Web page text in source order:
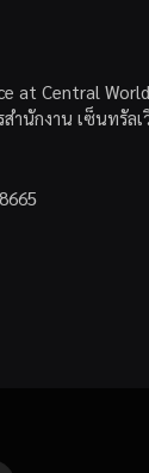
at Central World
ำนักงาน เซ็นทรัลเ